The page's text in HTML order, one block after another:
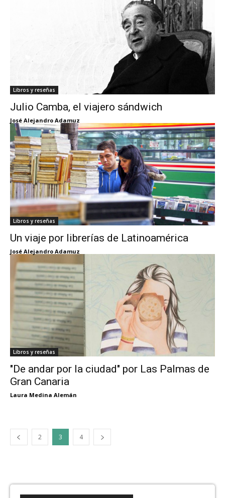
Libros y reseñas
Julio Camba, el viajero sándwich
José Alejandro Adamuz
Libros y reseñas
Un viaje por librerías de Latinoamérica
José Alejandro Adamuz
Libros y reseñas
"De andar por la ciudad" por Las Palmas de
Gran Canaria
Laura Medina Alemán
2 3 4